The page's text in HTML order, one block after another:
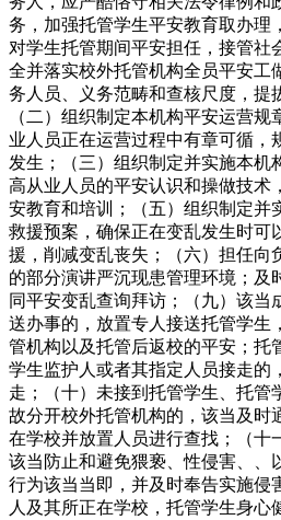
务，加强托管学生平安教育取办理
对学生托管期间平安担任，接管社
全并落实校外托管机构全员平安工
务人员、义务范畴和查核尺度，提
（二）组织制定本机构平安运营
业人员正在运营过程中有章可循，
发生；（三）组织制定并实施本机
高从业人员的平安认识和操做技术
安教育和培训；（五）组织制定并
救援预案，确保正在变乱发生时可
援，削减变乱丧失；（六）担任向
的部分演讲严沉现患管理环境；及
同平安变乱查询拜访；（九）该当
送办事的，放置专人接送托管学生
管机构以及托管后返校的平安；托
学生监护人或者其指定人员接走的
走；（十）未接到托管学生、托管
故分开校外托管机构的，该当及时
在学校并放置人员进行查找；（十
该当防止和避免猥亵、性侵害、、
行为该当当即，并及时奉告实施侵
人及其所正在学校，托管学生身心